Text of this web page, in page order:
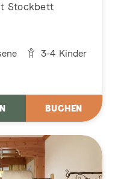
Stockbett
3-4 Kinder
BUCHEN